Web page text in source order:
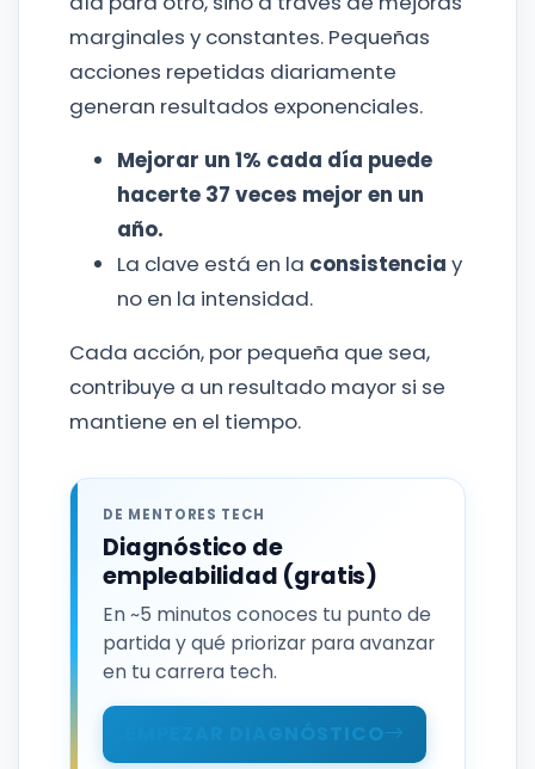
marginales y constantes. Pequeñas
acciones repetidas diariamente
generan resultados exponenciales.
Mejorar un 1% cada día puede
hacerte 37 veces mejor en un
año.
La clave está en la consistencia y
no en la intensidad.
Cada acción, por pequeña que sea,
contribuye a un resultado mayor si se
mantiene en el tiempo.
DE MENTORES TECH
Diagnóstico de
empleabilidad (gratis)
En ~5 minutos conoces tu punto de
partida y qué priorizar para avanzar
en tu carrera tech.
EMPEZAR DIAGNÓSTICO